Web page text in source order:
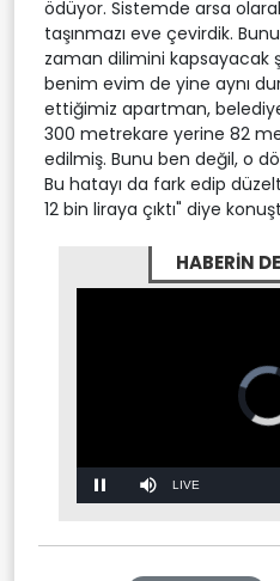
ödüyor. Sistemde arsa
taşınmazı eve çevirdik.
zaman dilimini kapsayacak
benim evim de yine aynı
ettiğimiz apartman,
300 metrekare yerine 82
edilmiş. Bunu ben değil, o
Bu hatayı da fark edip
12 bin liraya çıktı" diye
HABERİN
Video
Player
is
Pause Mute Stream
LIVE